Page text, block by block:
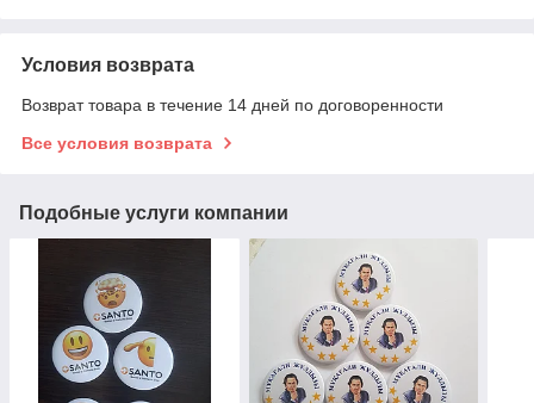
Условия возврата
Возврат товара в течение 14 дней по договоренности
Все условия возврата
Подобные услуги компании